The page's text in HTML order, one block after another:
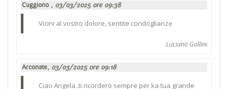
Cuggiono , 03/03/2025 ore 09:38
Vicini al vostro dolore, sentite condoglianze
Luciano Gollini
Arconate, 03/03/2025 ore 09:18
Ciao Angela..ti ricorderò sempre per ka tua grande